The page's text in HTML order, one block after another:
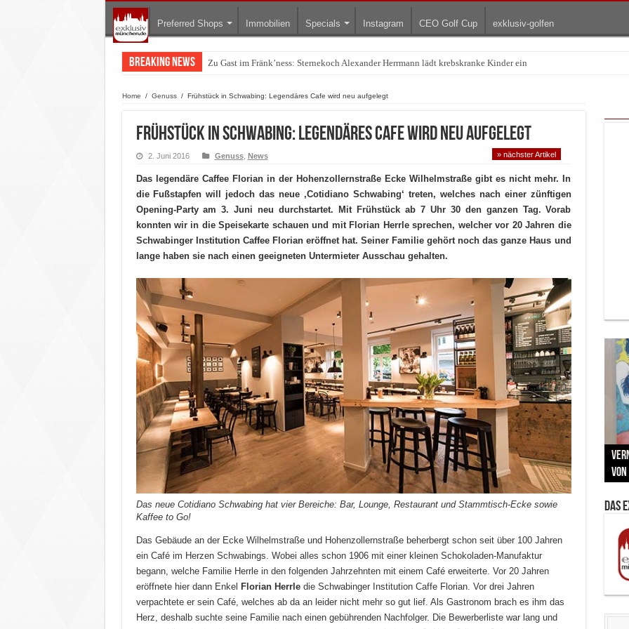
Preferred Shops Immobilien Specials Instagram CEO Golf Cup exklusiv-golfen
Breaking News Warum München gerade zum Treffpunkt der Lingerie-Branche wurde
Home / Genuss / Frühstück in Schwabing: Legendäres Cafe wird neu aufgelegt
Frühstück in Schwabing: Legendäres Cafe wird neu aufgelegt
2. Juni 2016 Genuss, News » nächster Artikel
Das legendäre Caffee Florian in der Hohenzollernstraße Ecke Wilhelmstraße gibt es nicht mehr. In
die Fußstapfen will jedoch das neue ‚Cotidiano Schwabing‘ treten, welches nach einer zünftigen
Opening-Party am 3. Juni neu durchstartet. Mit Frühstück ab 7 Uhr 30 den ganzen Tag. Vorab
konnten wir in die Speisekarte schauen und mit Florian Herrle sprechen, welcher vor 20 Jahren die
Schwabinger Institution Caffee Florian eröffnet hat. Seiner Familie gehört noch das ganze Haus und
lange haben sie nach einen geeigneten Untermieter Ausschau gehalten.
Das neue Cotidiano Schwabing hat vier Bereiche: Bar, Lounge, Restaurant und Stammtisch-Ecke sowie
Kaffee to Go!
Das Gebäude an der Ecke Wilhelmstraße und Hohenzollernstraße beherbergt schon seit über 100 Jahren
ein Café im Herzen Schwabings. Wobei alles schon 1906 mit einer kleinen Schokoladen-Manufaktur
begann, welche Familie Herrle in den folgenden Jahrzehnten mit einem Café erweiterte. Vor 20 Jahren
eröffnete hier dann Enkel Florian Herrledie Schwabinger Institution Caffe Florian. Vor drei Jahren
verpachtete er sein Café, welches ab da an leider nicht mehr so gut lief. Als Gastronom brach es ihm das
Herz, deshalb suchte seine Familie nach einen gebührenden Nachfolger. Die Bewerberliste war lang und
Zu
Das